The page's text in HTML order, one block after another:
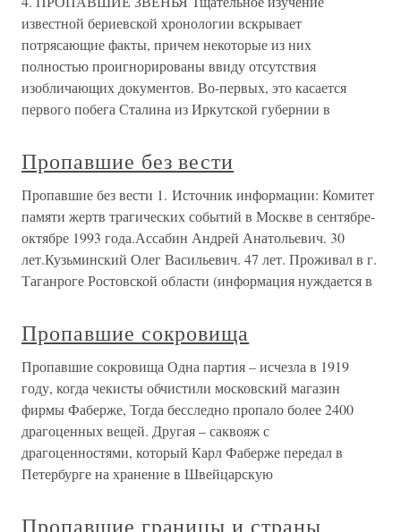
известной бериевской хронологии вскрывает
потрясающие факты, причем некоторые из них
полностью проигнорированы ввиду отсутствия
изобличающих документов. Во-первых, это касается
первого побега Сталина из Иркутской губернии в
Пропавшие без вести
Пропавшие без вести 1. Источник информации: Комитет
памяти жертв трагических событий в Москве в сентябре-
октябре 1993 года.Ассабин Андрей Анатольевич. 30
лет.Кузьминский Олег Васильевич. 47 лет. Проживал в г.
Таганроге Ростовской области (информация нуждается в
Пропавшие сокровища
Пропавшие сокровища Одна партия – исчезла в 1919
году, когда чекисты обчистили московский магазин
фирмы Фаберже, Тогда бесследно пропало более 2400
драгоценных вещей. Другая – саквояж с
драгоценностями, который Карл Фаберже передал в
Петербурге на хранение в Швейцарскую
Пропавшие границы и страны